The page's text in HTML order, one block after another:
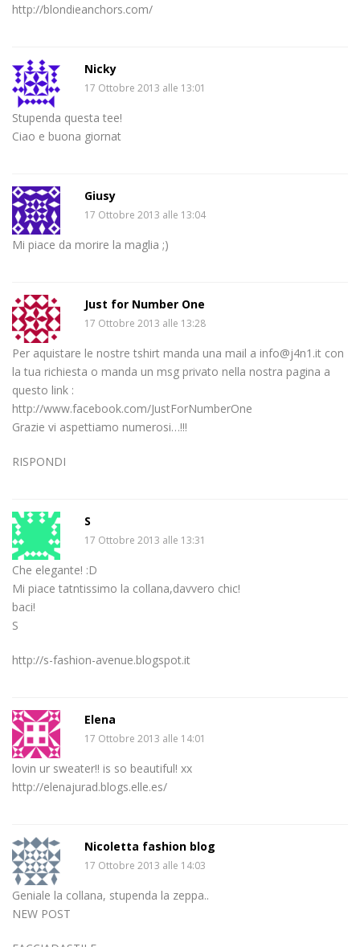
http://blondieanchors.com/
Nicky
17 Ottobre 2013 alle 13:01
Stupenda questa tee!
Ciao e buona giornat
Giusy
17 Ottobre 2013 alle 13:04
Mi piace da morire la maglia ;)
Just for Number One
17 Ottobre 2013 alle 13:28
Per aquistare le nostre tshirt manda una mail a info@j4n1.it con
la tua richiesta o manda un msg privato nella nostra pagina a
questo link :
http://www.facebook.com/JustForNumberOne
Grazie vi aspettiamo numerosi…!!!
RISPONDI
S
17 Ottobre 2013 alle 13:31
Che elegante! :D
Mi piace tatntissimo la collana,davvero chic!
baci!
S
http://s-fashion-avenue.blogspot.it
Elena
17 Ottobre 2013 alle 14:01
lovin ur sweater!! is so beautiful! xx
http://elenajurad.blogs.elle.es/
Nicoletta fashion blog
17 Ottobre 2013 alle 14:03
Geniale la collana, stupenda la zeppa..
NEW POST